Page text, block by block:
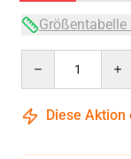
Größentabelle
Diese Aktion